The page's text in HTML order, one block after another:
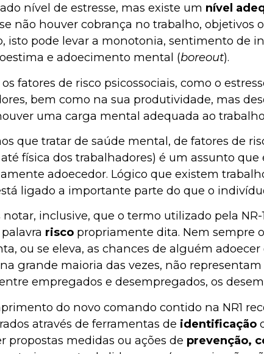
nível de estresse, mas existe um nível
não houver cobrança no trabalho,
isto pode levar a monotonia, sentimento de
e adoecimento mental (boreout).
fatores de risco psicossociais, como o
bem como na sua produtividade, mas
uma carga mental adequada ao
que tratar de saúde mental, de fatores de
física dos trabalhadores) é um assunto
adoecedor. Lógico que existem
ligado a importante parte do que o
notar, inclusive, que o termo utilizado pela NR-
risco propriamente dita. Nem sempre
ou se eleva, as chances de alguém
grande maioria das vezes, não
empregados e desempregados, os
do novo comando contido na NR1
através de ferramentas de identificação
propostas medidas ou ações de prevenção,